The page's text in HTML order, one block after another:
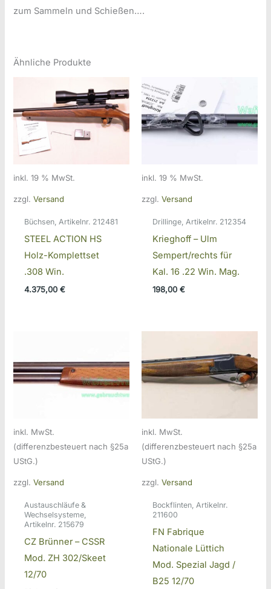
zum Sammeln und Schießen….
Ähnliche Produkte
inkl. 19 % MwSt.
zzgl.Versand
Büchsen, Artikelnr. 212481
STEEL ACTION HS
Holz-Komplettset
.308 Win.
4.375,00 €
inkl. 19 % MwSt.
zzgl. Versand
Drillinge, Artikelnr. 212354
Krieghoff – Ulm
Sempert/rechts für
Kal. 16 .22 Win. Mag.
198,00 €
inkl. MwSt.
(differenzbesteuert nach §25a
UStG.)
zzgl.Versand
Austauschläufe &
Wechselsysteme,
Artikelnr. 215679
CZ Brünner – CSSR
Mod. ZH 302/Skeet
12/70
inkl. MwSt.
(differenzbesteuert nach §25a
UStG.)
zzgl. Versand
Bockflinten, Artikelnr.
211600
FN Fabrique
Nationale Lüttich
Mod. Spezial Jagd /
B25 12/70